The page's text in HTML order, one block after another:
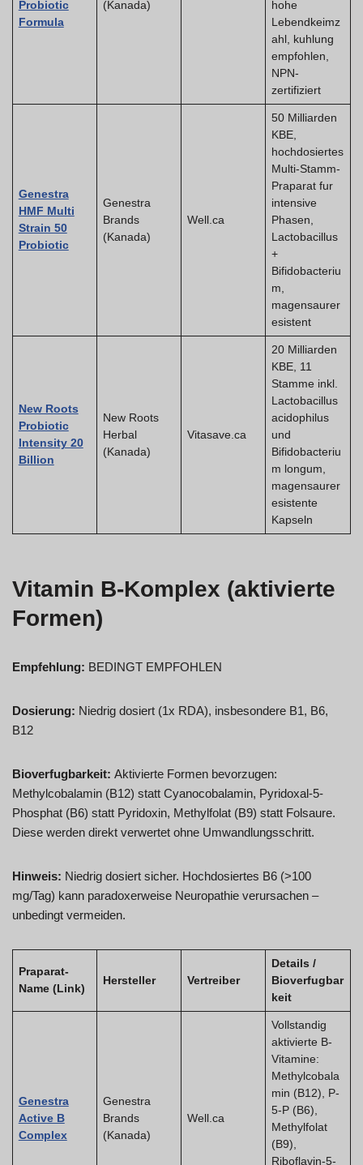
Probiotic
Formula
(Kanada)
hohe
Lebendkeimz
ahl, kuhlung
empfohlen,
NPN-
zertifiziert
Genestra
HMF Multi
Strain 50
Probiotic
Genestra
Brands
(Kanada)
Well.ca
50 Milliarden
KBE,
hochdosiertes
Multi-Stamm-
Praparat fur
intensive
Phasen,
Lactobacillus
+
Bifidobacteriu
m,
magensaurer
esistent
New Roots
Probiotic
Intensity 20
Billion
New Roots
Herbal
(Kanada)
Vitasave.ca
20 Milliarden
KBE, 11
Stamme inkl.
Lactobacillus
acidophilus
und
Bifidobacteriu
m longum,
magensaurer
esistente
Kapseln
Vitamin B-Komplex (aktivierte
Formen)
Empfehlung: BEDINGT EMPFOHLEN
Dosierung: Niedrig dosiert (1x RDA), insbesondere B1, B6,
B12
Bioverfugbarkeit: Aktivierte Formen bevorzugen:
Methylcobalamin (B12) statt Cyanocobalamin, Pyridoxal-5-
Phosphat (B6) statt Pyridoxin, Methylfolat (B9) statt Folsaure.
Diese werden direkt verwertet ohne Umwandlungsschritt.
Hinweis: Niedrig dosiert sicher. Hochdosiertes B6 (>100
mg/Tag) kann paradoxerweise Neuropathie verursachen –
unbedingt vermeiden.
Praparat-
Name (Link)
Hersteller Vertreiber
Details /
Bioverfugbar
keit
Genestra
Active B
Complex
Genestra
Brands
(Kanada)
Well.ca
Vollstandig
aktivierte B-
Vitamine:
Methylcobala
min (B12), P-
5-P (B6),
Methylfolat
(B9),
Riboflavin-5-